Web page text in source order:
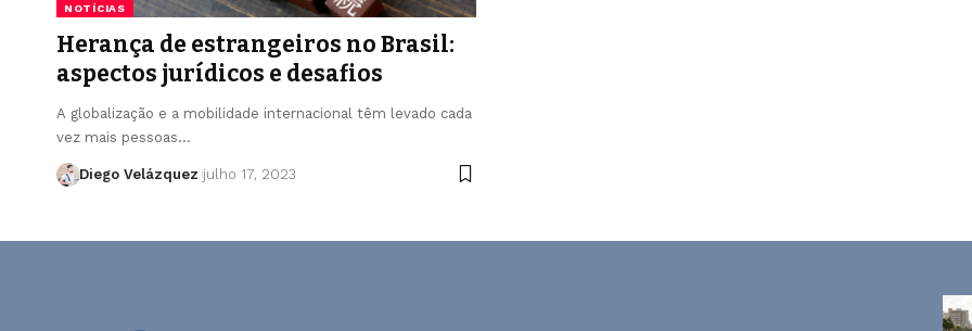
NOTÍCIAS
Herança de estrangeiros no Brasil:
aspectos jurídicos e desafios
A globalização e a mobilidade internacional têm levado cada
vez mais pessoas…
Diego Velázquez julho 17, 2023